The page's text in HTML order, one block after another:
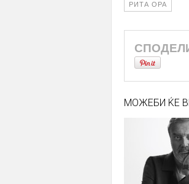
РИТА ОРА
МОЖЕБИ ЌЕ